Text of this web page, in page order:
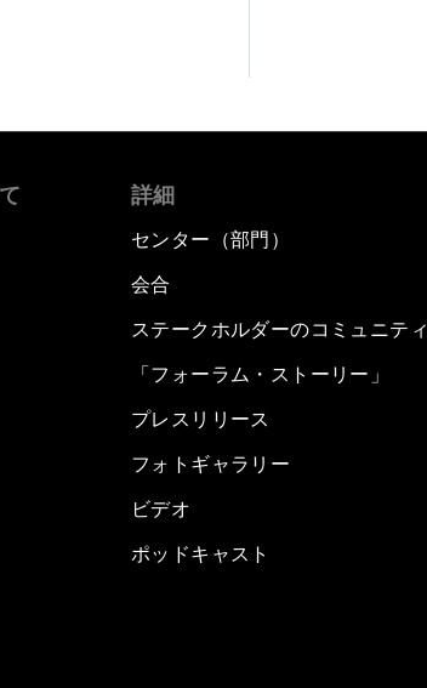
詳細
センター（部門）
会合
ステークホルダーのコミュニティ
「フォーラム・ストーリー」
プレスリリース
フォトギャラリー
ビデオ
ポッドキャスト